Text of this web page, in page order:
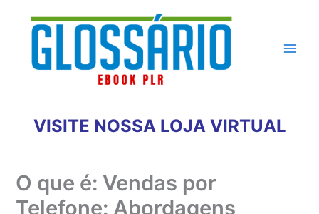
conteúdo
VISITE NOSSA LOJA VIRTUAL
O que é: Vendas por
Telefone: Abordagens